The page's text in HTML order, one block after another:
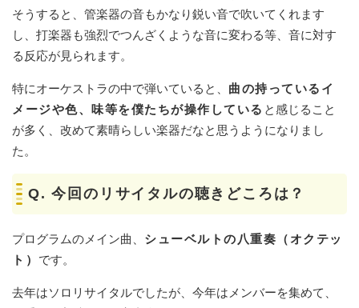
そうすると、管楽器の音もかなり鋭い音で吹いてくれます
し、打楽器も強烈でつんざくような音に変わる等、音に対す
る反応が見られます。
特にオーケストラの中で弾いていると、 曲の持っているイ
メージや色、味等を僕たちが操作している と感じること
が多く、改めて素晴らしい楽器だなと思うようになりまし
た。
Q.今回のリサイタルの聴きどころは？
プログラムのメイン曲、 シューベルトの八重奏（オクテッ
ト） です。
去年はソロリサイタルでしたが、今年はメンバーを集めて、